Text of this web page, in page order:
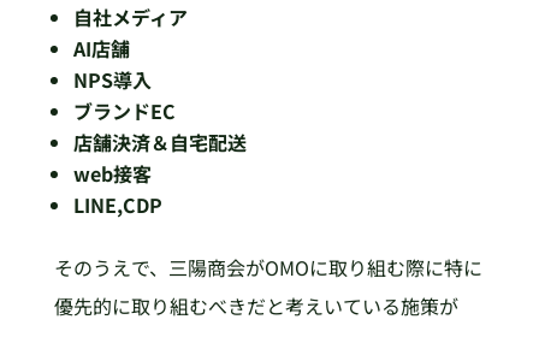
自社メディア
AI店舗
NPS導入
ブランドEC
店舗決済＆自宅配送
web接客
LINE,CDP
そのうえで、三陽商会がOMOに取り組む際に特に
優先的に取り組むべきだと考えいている施策が